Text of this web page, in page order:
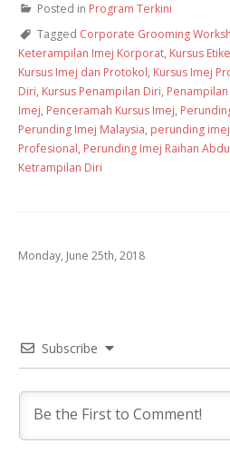
Posted in Program Terkini
Tagged Corporate Grooming
Keterampilan Imej Korporat, Kursus
Kursus Imej dan Protokol, Kursus Imej
Diri, Kursus Penampilan Diri,
Imej, Penceramah Kursus Imej,
Perunding Imej Malaysia, perunding
Profesional, Perunding Imej Raihan
Ketrampilan Diri
Monday, June 25th, 2018
Subscribe